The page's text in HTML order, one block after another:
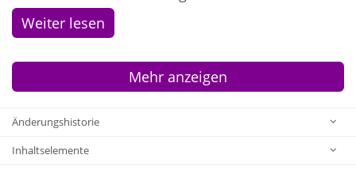
Weiter lesen
Mehr anzeigen
Änderungshistorie
Inhaltselemente